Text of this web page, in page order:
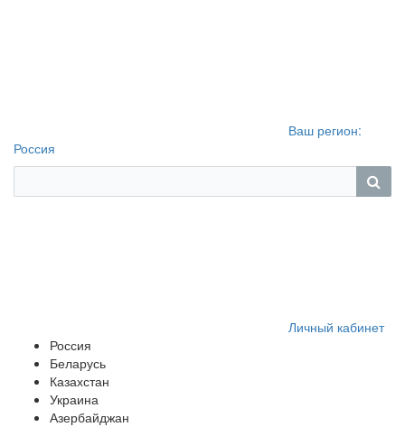
Ваш регион:
Россия
Личный кабинет
Россия
Беларусь
Казахстан
Украина
Азербайджан